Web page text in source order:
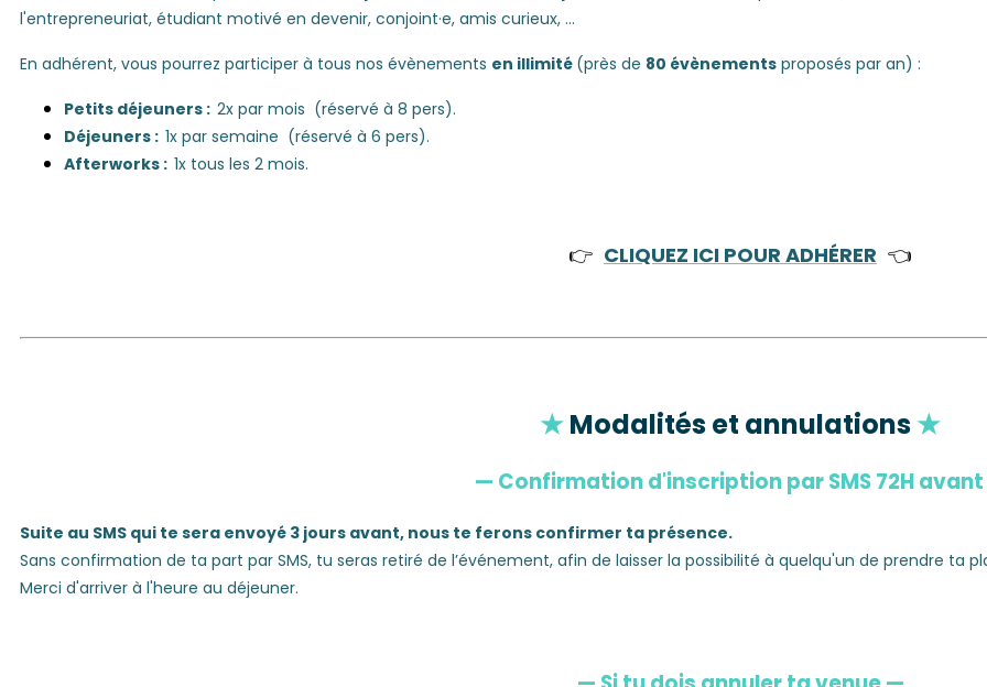
l'entrepreneuriat, étudiant motivé en devenir, conjoint·e, amis curieux, ...
En adhérent, vous pourrez participer à tous nos évènements en illimité (près de 80 évènements proposés par an) :
Petits déjeuners : 2x par mois (réservé à 8 pers).
Déjeuners : 1x par semaine (réservé à 6 pers).
Afterworks : 1x tous les 2 mois.
👉 CLIQUEZ ICI POUR ADHÉRER 👈
★Modalités et annulations★
— Confirmation d'inscription par SMS 72H avant
Suite au SMS qui te sera envoyé 3 jours avant, nous te ferons confirmer ta présence.
Sans confirmation de ta part par SMS, tu seras retiré de l’événement, afin de laisser la possibilité à quelqu'un de prendre ta
Merci d'arriver à l'heure au déjeuner.